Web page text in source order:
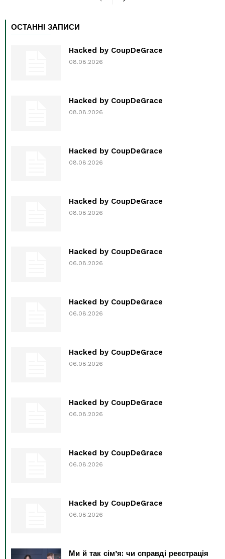
ОСТАННІ ЗАПИСИ
Hacked by CoupDeGrace
08.08.2026
Hacked by CoupDeGrace
08.08.2026
Hacked by CoupDeGrace
08.08.2026
Hacked by CoupDeGrace
08.08.2026
Hacked by CoupDeGrace
06.08.2026
Hacked by CoupDeGrace
06.08.2026
Hacked by CoupDeGrace
06.08.2026
Hacked by CoupDeGrace
06.08.2026
Hacked by CoupDeGrace
06.08.2026
Hacked by CoupDeGrace
06.08.2026
Ми й так сім’я: чи справді реєстрація